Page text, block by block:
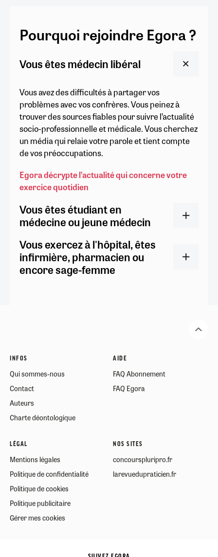
Pourquoi rejoindre Egora ?
Vous êtes médecin libéral
Vous avez des difficultés à partager vos
problèmes avec vos confrères. Vous peinez à
trouver des sources fiables pour suivre l’actualité
socio-professionnelle et médicale. Vous cherchez
un média qui relaie votre parole et tient compte
de vos préoccupations.
Egora décrypte l’actualité qui concerne votre
exercice quotidien
Vous êtes étudiant en
médecine ou jeune médecin
Vous exercez à l'hôpital, êtes
infirmière, pharmacien ou
encore sage-femme
INFOS
Qui sommes-nous
Contact
Auteurs
Charte déontologique
AIDE
FAQ Abonnement
FAQ Egora
LÉGAL
Mentions légales
Politique de confidentialité
Politique de cookies
Politique publicitaire
Gérer mes cookies
NOS SITES
concourspluripro.fr
larevuedupraticien.fr